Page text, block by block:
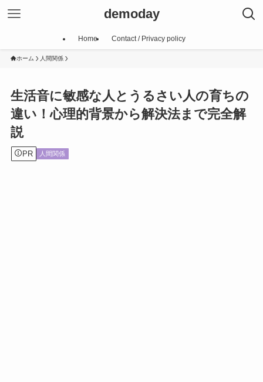
demoday
Home Contact / Privacy policy
ホーム 人間関係
生活音に敏感な人とうるさい人の育ちの
違い！心理的背景から解決法まで完全解
説
PR 人間関係